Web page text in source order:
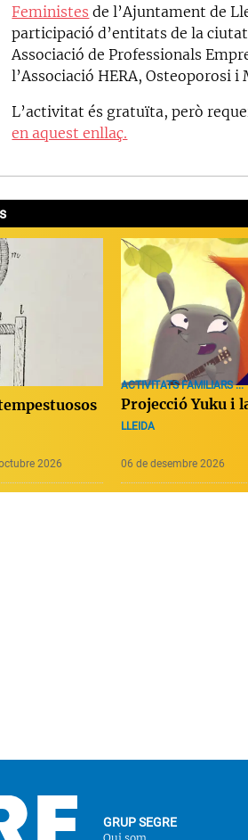
Feministes de l’Ajuntament de
participació d’entitats de la
Associació de Professionals
l’Associació HERA, Osteoporosi i
L’activitat és gratuïta, però
en aquest enllaç.
2026
ACTIVITATS FAMILIARS ...
Projecció Yuku i
LLEIDA
06 de desembre 2026
GRUP SEGRE